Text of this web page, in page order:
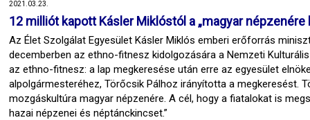
2021.03.23.
12 milliót kapott Kásler Miklóstól a „magyar
Az Élet Szolgálat Egyesület Kásler Miklós emberi erőforrás
decemberben az ethno-fitnesz kidolgozására a Nemzeti
az ethno-fitnesz: a lap megkeresése után erre az egyesület
alpolgármesteréhez, Törőcsik Pálhoz irányította a megkeresést.
mozgáskultúra magyar népzenére. A cél, hogy a fiatalokat is
hazai népzenei és néptánckincset.”